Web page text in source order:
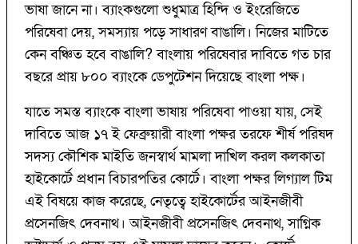
ভাষা জানে না। ব্যাংকগুলো শুধুমাত্র হিন্দি ও ইংরেজিতে
পরিষেবা দেয়, সমস্যায় পড়ে সাধারণ বাঙালি। নিজের মাটিতে
কেন বঞ্চিত হবে বাঙালি? বাংলায় পরিষেবার দাবিতে গত চার
বছরে প্রায় ৮০০ ব্যাংকে ডেপুটেশন দিয়েছে বাংলা পক্ষ।
যাতে সমস্ত ব্যাংকে বাংলা ভাষায় পরিষেবা পাওয়া যায়, সেই
দাবিতে আজ ১৭ ই ফেব্রুয়ারী বাংলা পক্ষর তরফে শীর্ষ পরিষদ
সদস্য কৌশিক মাইতি জনস্বার্থ মামলা দাখিল করল কলকাতা
হাইকোর্টে প্রধান বিচারপতির কোর্টে। বাংলা পক্ষর লিগ্যাল টিম
এই বিষয়ে কাজ করেছে, নেতৃত্বে হাইকোর্টের আইনজীবী
প্রসেনজিৎ দেবনাথ। আইনজীবী প্রসেনজিৎ দেবনাথ, সাগ্নিক